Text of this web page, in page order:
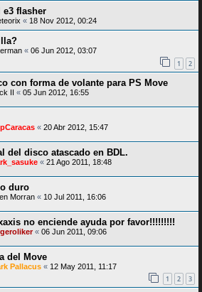
e3 flasher
« 18 Nov 2012, 00:24
« 06 Jun 2012, 03:07
1 2
con forma de volante para PS Move
II « 05 Jun 2012, 16:55
« 20 Abr 2012, 15:47
del disco atascado en BDL.
« 21 Ago 2011, 18:48
duro
Morran « 10 Jul 2011, 16:06
no enciende ayuda por favor!!!!!!!!!
« 06 Jun 2011, 09:06
del Move
Pallacus « 12 May 2011, 11:17
1 2 3